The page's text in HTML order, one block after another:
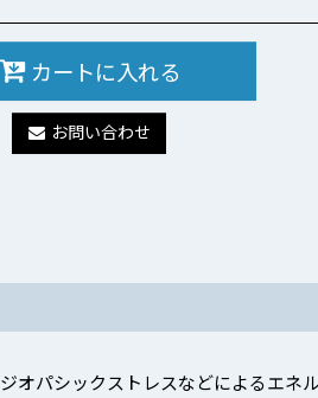
カートに入れる
お問い合わせ
オパシックストレスなどによるエネ